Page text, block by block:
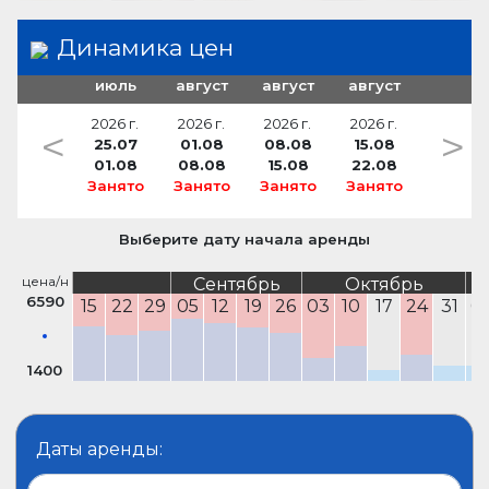
ящик с инструментами для ремонта тузика
кормовой кранец
запасной якорь (резервный,
вспомогательный якорь)
прожектор
кокпит отделанный тиком
водный шланг
Динамика цен
июль
2026 г.
25.07
01.08
Занято
август
2026 г.
01.08
08.08
Занято
август
2026 г.
08.08
15.08
Занято
август
2026 г.
15.08
22.08
Занято
< >
Выберите дату начала аренды
цена/н
6590
1400
Сентябрь
Октябрь
15
22 29 05 12 19 26 03 10 17 24 31
Даты аренды: